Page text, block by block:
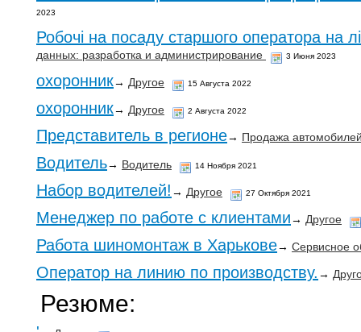
2023
Робочі на посаду старшого оператора на
данных: разработка и администрирование 3 Июня 2023
охоронник→ Другое 15 Августа 2022
охоронник→ Другое 2 Августа 2022
Представитель в регионе→ Продажа
Водитель→ Водитель 14 Ноября 2021
Набор водителей! → Другое 27 Октября 2021
Менеджер по работе с клиентами→ Другое
Работа шиномонтаж в Харькове→ Сервисное
Оператор на линию по производству. →
Резюме: